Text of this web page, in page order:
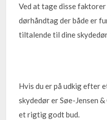
Ved at tage disse
dørhåndtag der både er
tiltalende til dine
Hvis du er på udkig efter
skydedør er Søe-Jensen &
et rigtig godt bud.